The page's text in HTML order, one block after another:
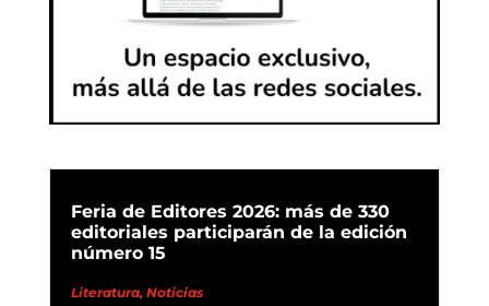
Feria de Editores 2026: más de 330
editoriales participarán de la edición
número 15
Literatura, Noticias